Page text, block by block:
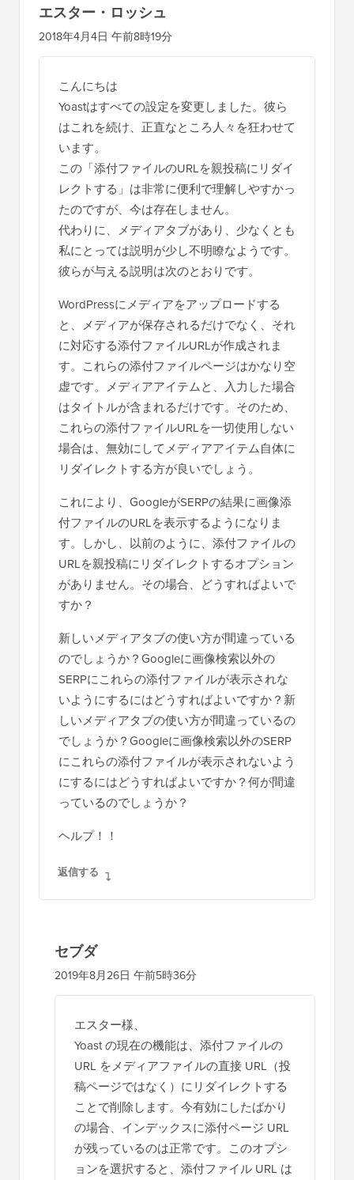
エスター・ロッシュ
2018年4月4日 午前8時19分
こんにちは
Yoastはすべての設定を変更しました。彼ら
はこれを続け、正直なところ人々を狂わせて
います。
この「添付ファイルのURLを親投稿にリダイ
レクトする」は非常に便利で理解しやすかっ
たのですが、今は存在しません。
代わりに、メディアタブがあり、少なくとも
私にとっては説明が少し不明瞭なようです。
彼らが与える説明は次のとおりです。
WordPressにメディアをアップロードする
と、メディアが保存されるだけでなく、それ
に対応する添付ファイルURLが作成されま
す。これらの添付ファイルページはかなり空
虚です。メディアアイテムと、入力した場合
はタイトルが含まれるだけです。そのため、
これらの添付ファイルURLを一切使用しない
場合は、無効にしてメディアアイテム自体に
リダイレクトする方が良いでしょう。
これにより、GoogleがSERPの結果に画像添
付ファイルのURLを表示するようになりま
す。しかし、以前のように、添付ファイルの
URLを親投稿にリダイレクトするオプション
がありません。その場合、どうすればよいで
すか？
新しいメディアタブの使い方が間違っている
のでしょうか？Googleに画像検索以外の
SERPにこれらの添付ファイルが表示されな
いようにするにはどうすればよいですか？新
しいメディアタブの使い方が間違っているの
でしょうか？Googleに画像検索以外のSERP
にこれらの添付ファイルが表示されないよう
にするにはどうすればよいですか？何が間違
っているのでしょうか？
ヘルプ！！
返信する
セブダ
2019年8月26日 午前5時36分
エスター様、
Yoast の現在の機能は、添付ファイルの
URL をメディアファイルの直接 URL（投
稿ページではなく）にリダイレクトする
ことで削除します。今有効にしたばかり
の場合、インデックスに添付ページ URL
が残っているのは正常です。このオプシ
ョンを選択すると、添付ファイル URL は